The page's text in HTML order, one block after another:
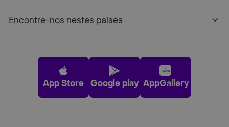
Encontre-nos nestes países
App Store Google play AppGallery